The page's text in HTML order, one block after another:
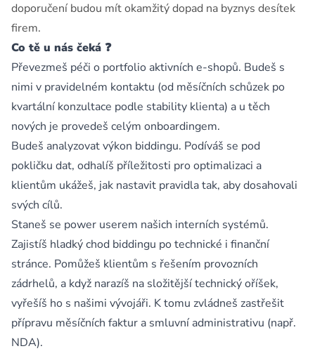
doporučení budou mít okamžitý dopad na byznys desítek
firem.
Co tě u nás čeká ❓
Převezmeš péči o portfolio aktivních e-shopů. Budeš s
nimi v pravidelném kontaktu (od měsíčních schůzek po
kvartální konzultace podle stability klienta) a u těch
nových je provedeš celým onboardingem.
Budeš analyzovat výkon biddingu. Podíváš se pod
pokličku dat, odhalíš příležitosti pro optimalizaci a
klientům ukážeš, jak nastavit pravidla tak, aby dosahovali
svých cílů.
Staneš se power userem našich interních systémů.
Zajistíš hladký chod biddingu po technické i finanční
stránce. Pomůžeš klientům s řešením provozních
zádrhelů, a když narazíš na složitější technický oříšek,
vyřešíš ho s našimi vývojáři. K tomu zvládneš zastřešit
přípravu měsíčních faktur a smluvní administrativu (např.
NDA).